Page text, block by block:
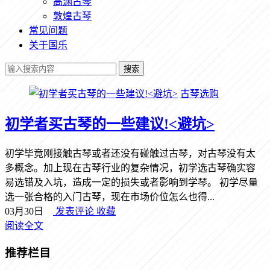
敦煌古琴
常见问题
关于国乐
搜索
古琴选购
初学者买古琴的一些建议!<避坑>
初学毕竟刚接触古琴或者还没有碰触过古琴，对古琴没有太
多概念。加上现在古琴行业的复杂情况，初学选古琴确实容
易选错及入坑，造成一定的损失或者影响到学琴。 初学尽量
选一张合格的入门古琴，现在市场价位怎么也得...
03月30日
发表评论 收藏
阅读全文
推荐栏目